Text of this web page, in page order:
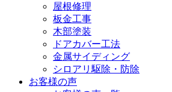
屋根修理
板金工事
木部塗装
ドアカバー工法
金属サイディング
シロアリ駆除・防除
お客様の声